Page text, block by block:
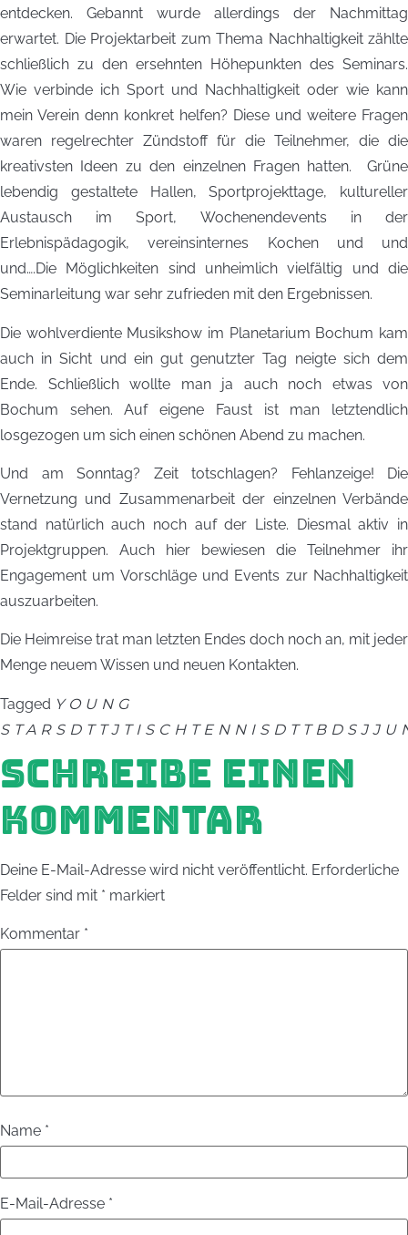
entdecken. Gebannt wurde allerdings der Nachmittag
erwartet. Die Projektarbeit zum Thema Nachhaltigkeit zählte
schließlich zu den ersehnten Höhepunkten des Seminars.
Wie verbinde ich Sport und Nachhaltigkeit oder wie kann
mein Verein denn konkret helfen? Diese und weitere Fragen
waren regelrechter Zündstoff für die Teilnehmer, die die
kreativsten Ideen zu den einzelnen Fragen hatten. Grüne
lebendig gestaltete Hallen, Sportprojekttage, kultureller
Austausch im Sport, Wochenendevents in der
Erlebnispädagogik, vereinsinternes Kochen und und
und….Die Möglichkeiten sind unheimlich vielfältig und die
Seminarleitung war sehr zufrieden mit den Ergebnissen.
Die wohlverdiente Musikshow im Planetarium Bochum kam
auch in Sicht und ein gut genutzter Tag neigte sich dem
Ende. Schließlich wollte man ja auch noch etwas von
Bochum sehen. Auf eigene Faust ist man letztendlich
losgezogen um sich einen schönen Abend zu machen.
Und am Sonntag? Zeit totschlagen? Fehlanzeige! Die
Vernetzung und Zusammenarbeit der einzelnen Verbände
stand natürlich auch noch auf der Liste. Diesmal aktiv in
Projektgruppen. Auch hier bewiesen die Teilnehmer ihr
Engagement um Vorschläge und Events zur Nachhaltigkeit
auszuarbeiten.
Die Heimreise trat man letzten Endes doch noch an, mit jeder
Menge neuem Wissen und neuen Kontakten.
Tagged YOUNG
STARS DTTJ TISCHTENNIS DTTB DSJ
SCHREIBE EINEN
KOMMENTAR
Deine E-Mail-Adresse wird nicht veröffentlicht. Erforderliche
Felder sind mit * markiert
Kommentar *
Name *
E-Mail-Adresse *